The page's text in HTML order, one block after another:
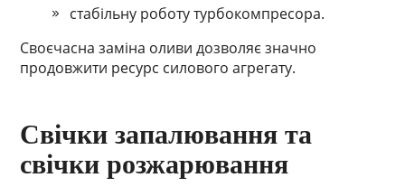
стабільну роботу турбокомпресора.
Своєчасна заміна оливи дозволяє значно
продовжити ресурс силового агрегату.
Свічки запалювання та
свічки розжарювання